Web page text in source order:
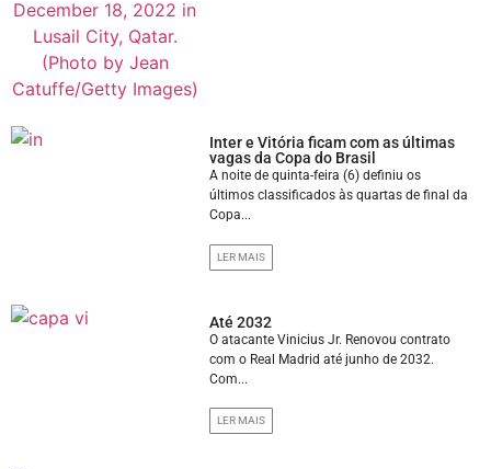
Inter e Vitória ficam com as últimas
vagas da Copa do Brasil
A noite de quinta-feira (6) definiu os
últimos classificados às quartas de final da
Copa...
LER MAIS
Até 2032
O atacante Vinicius Jr. Renovou contrato
com o Real Madrid até junho de 2032.
Com...
LER MAIS